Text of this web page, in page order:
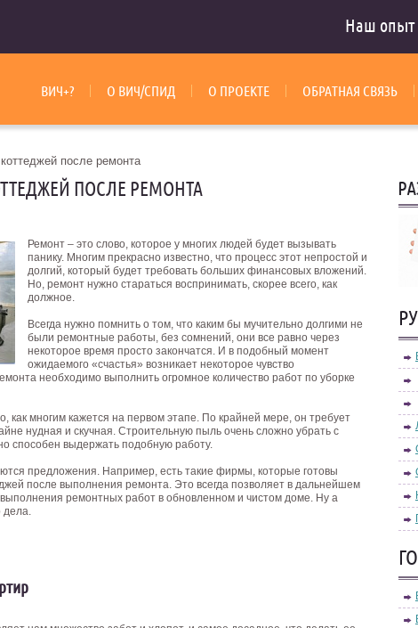
Наш опыт
ВИЧ+? О ВИЧ/СПИД О ПРОЕКТЕ ОБРАТНАЯ СВЯЗЬ
после ремонта
ПОСЛЕ РЕМОНТА
Ремонт – это слово, которое у многих людей будет вызывать
панику. Многим прекрасно известно, что процесс этот непростой и
долгий, который будет требовать больших финансовых вложений.
Но, ремонт нужно стараться воспринимать, скорее всего, как
должное.
Всегда нужно помнить о том, что каким бы мучительно долгими не
были ремонтные работы, без сомнений, они все равно через
некоторое время просто закончатся. И в подобный момент
ожидаемого «счастья» возникает некоторое чувство
необходимо выполнить огромное количество работ по уборке
как многим кажется на первом этапе. По крайней мере, он требует
нудная и скучная. Строительную пыль очень сложно убрать с
способен выдержать подобную работу.
предложения. Например, есть такие фирмы, которые готовы
после выполнения ремонта. Это всегда позволяет в дальнейшем
ремонтных работ в обновленном и чистом доме. Ну а
дела.